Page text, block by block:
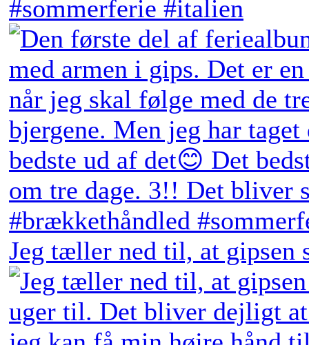
Jeg tæller ned til, at gipsen